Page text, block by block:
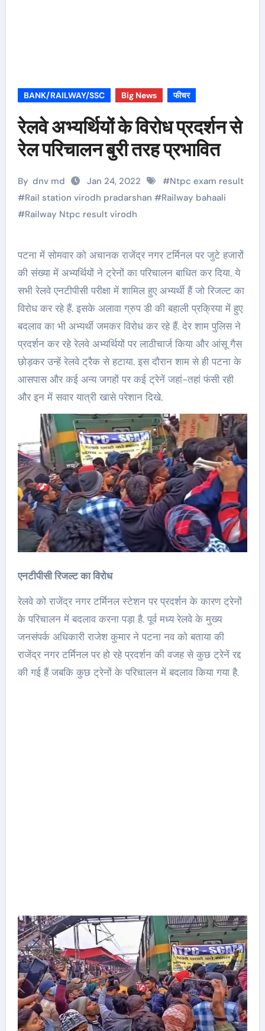
BANK/RAILWAY/SSC Big News फीचर
रेलवे अभ्यर्थियों के विरोध प्रदर्शन से
रेल परिचालन बुरी तरह प्रभावित
By dnv md Jan 24, 2022 #Ntpc exam result
#Rail station virodh pradarshan #Railway bahaali
#Railway Ntpc result virodh
पटना में सोमवार को अचानक राजेंद्र नगर टर्मिनल पर जुटे हजारों
की संख्या में अभ्यर्थियों ने ट्रेनों का परिचालन बाधित कर दिया. ये
सभी रेलवे एनटीपीसी परीक्षा में शामिल हुए अभ्यर्थी हैं जो रिजल्ट का
विरोध कर रहे हैं. इसके अलावा ग्रुप डी की बहाली प्रक्रिया में हुए
बदलाव का भी अभ्यर्थी जमकर विरोध कर रहे हैं. देर शाम पुलिस ने
प्रदर्शन कर रहे रेलवे अभ्यर्थियों पर लाठीचार्ज किया और आंसू गैस
छोड़कर उन्हें रेलवे ट्रैक से हटाया. इस दौरान शाम से ही पटना के
आसपास और कई अन्य जगहों पर कई ट्रेनें जहां-तहां फंसी रही
और इन में सवार यात्री खासे परेशान दिखे.
एनटीपीसी रिजल्ट का विरोध
रेलवे को राजेंद्र नगर टर्मिनल स्टेशन पर प्रदर्शन के कारण ट्रेनों
के परिचालन में बदलाव करना पड़ा है. पूर्व मध्य रेलवे के मुख्य
जनसंपर्क अधिकारी राजेश कुमार ने पटना नव को बताया की
राजेंद्र नगर टर्मिनल पर हो रहे प्रदर्शन की वजह से कुछ ट्रेनें रद्द
की गई हैं जबकि कुछ ट्रेनों के परिचालन में बदलाव किया गया है.